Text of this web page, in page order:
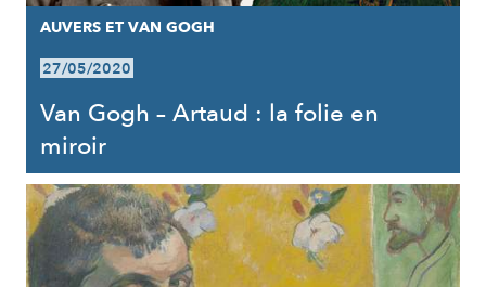
AUVERS ET VAN GOGH
27/05/2020
Van Gogh – Artaud : la folie en
miroir